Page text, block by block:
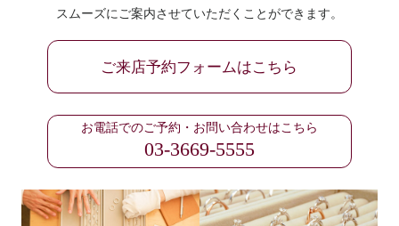
スムーズにご案内させていただくことができます。
ご来店予約フォームはこちら
お電話でのご予約・お問い合わせはこちら
03-3669-5555